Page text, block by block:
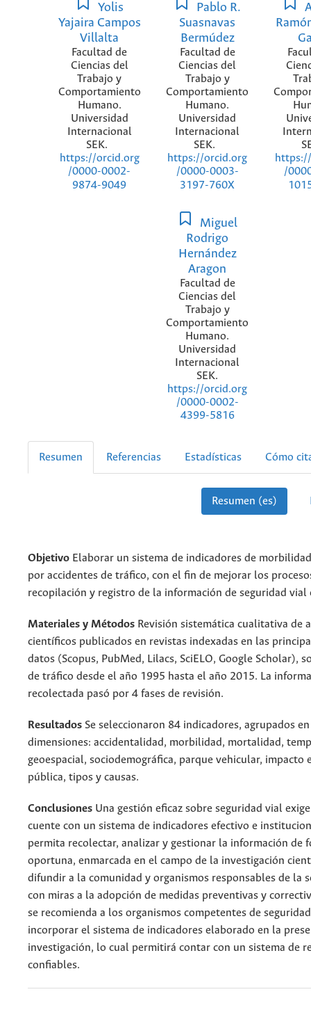
Yolis
Yajaira Campos
Villalta
Facultad de
Ciencias del
Trabajo y
Comportamiento
Humano.
Universidad
Internacional
SEK.
https://orcid.org
/0000-0002-
9874-9049
Pablo R.
Suasnavas
Bermúdez
Facultad de
Ciencias del
Trabajo y
Comportamiento
Humano.
Universidad
Internacional
SEK.
https://orcid.org
/0000-0003-
3197-760X
/
Miguel
Rodrigo
Hernández
Aragon
Facultad de
Ciencias del
Trabajo y
Comportamiento
Humano.
Universidad
Internacional
SEK.
https://orcid.org
/0000-0002-
4399-5816
Resumen Referencias Estadísticas Cómo
Resumen (es)
Objetivo Elaborar un sistema de indicadores de
por accidentes de tráfico, con el fin de mejorar los
recopilación y registro de la información de seguridad vial
Materiales y Métodos Revisión sistemática cualitativa de
científicos publicados en revistas indexadas en las
datos (Scopus, PubMed, Lilacs, SciELO, Google Scholar),
de tráfico desde el año 1995 hasta el año 2015. La
recolectada pasó por 4 fases de revisión.
Resultados Se seleccionaron 84 indicadores, agrupados
dimensiones: accidentalidad, morbilidad, mortalidad,
geoespacial, sociodemográfica, parque vehicular, impacto
pública, tipos y causas.
Conclusiones Una gestión eficaz sobre seguridad vial
cuente con un sistema de indicadores efectivo e
permita recolectar, analizar y gestionar la información de
oportuna, enmarcada en el campo de la investigación
difundir a la comunidad y organismos responsables de la
con miras a la adopción de medidas preventivas y
se recomienda a los organismos competentes de
incorporar el sistema de indicadores elaborado en la
investigación, lo cual permitirá contar con un sistema de
confiables.